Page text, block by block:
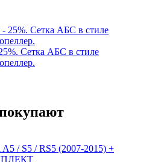
Сетка АБС в стиле